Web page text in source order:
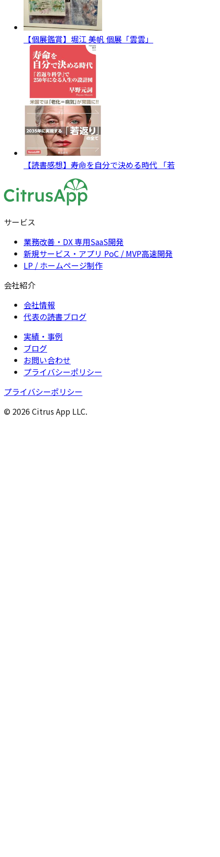
【個展鑑賞】堀江 美帆 個展「雲雲」
【読書感想】寿命を自分で決める時代 「若
サービス
業務改善・DX 専用SaaS開発
新規サービス・アプリ PoC / MVP高速開発
LP / ホームページ制作
会社紹介
会社情報
代表の読書ブログ
実績・事例
ブログ
お問い合わせ
プライバシーポリシー
プライバシーポリシー
© 2026 Citrus App LLC.